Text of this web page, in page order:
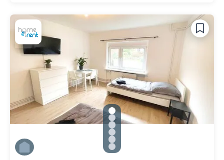
gallery.slide_selector
Zu Slide 1 wechseln
Zu Slide 2 wechseln
Zu Slide 3 wechseln
Zu Slide 4 wechseln
Zu Slide 5 wechseln
Zu Slide 6 wechseln